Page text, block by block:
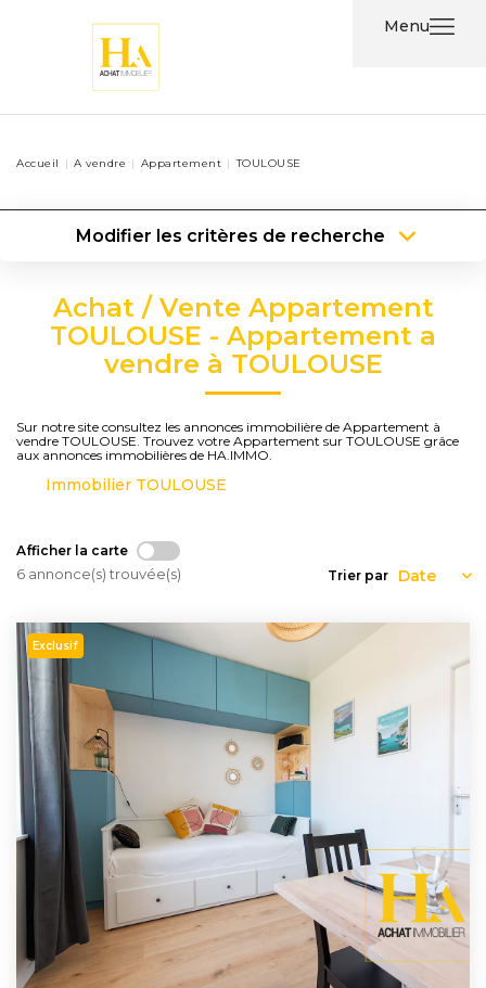
Menu
Nos
Nos
Contact
Actualités
favoris
Mon
compte
Accueil A vendre Appartement TOULOUSE
Modifier les critères de recherche
Type de bien
Type de bien
Surface min
Plus de critères
Créer une alerte
Achat / Vente Appartement
TOULOUSE - Appartement a
vendre à TOULOUSE
Sur notre site consultez les annonces immobilière de Appartement à
vendre TOULOUSE. Trouvez votre Appartement sur TOULOUSE grâce
aux annonces immobilières de HA.IMMO.
Immobilier TOULOUSE
Afficher la carte
6 annonce(s) trouvée(s) Trier par
Exclusif